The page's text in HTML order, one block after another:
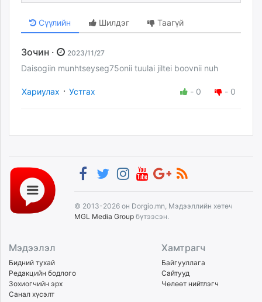
Сүүлийн Шилдэг Таагүй
Зочин · 2023/11/27
Daisogiin munhtseyseg75onii tuulai jiltei boovnii nuh
Хариулах · Устгах - 0 - 0
© 2013-2026 он Dorgio.mn, Мэдээллийн хөтөч
MGL Media Group бүтээсэн.
Мэдээлэл
Бидний тухай
Редакцийн бодлого
Зохиогчийн эрх
Санал хүсэлт
Хамтрагч
Байгууллага
Сайтууд
Чөлөөт нийтлэгч